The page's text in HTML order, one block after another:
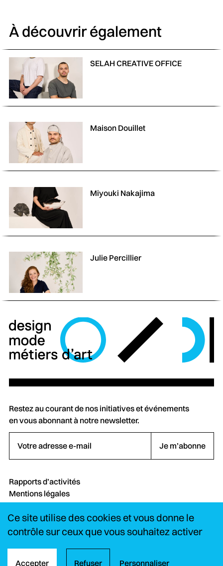
À découvrir également
SELAH CREATIVE OFFICE
Maison Douillet
Miyouki Nakajima
Julie Percillier
Restez au courant de nos initiatives et événements
en vous abonnant à notre newsletter.
Je m’abonne
Rapports d’activités
Mentions légales
Crédits
Contact
FAQ
InstagramLinkedInYouTube
Ce site utilise des cookies et vous donne le
contrôle sur ceux que vous souhaitez activer
Accepter Refuser Personnaliser